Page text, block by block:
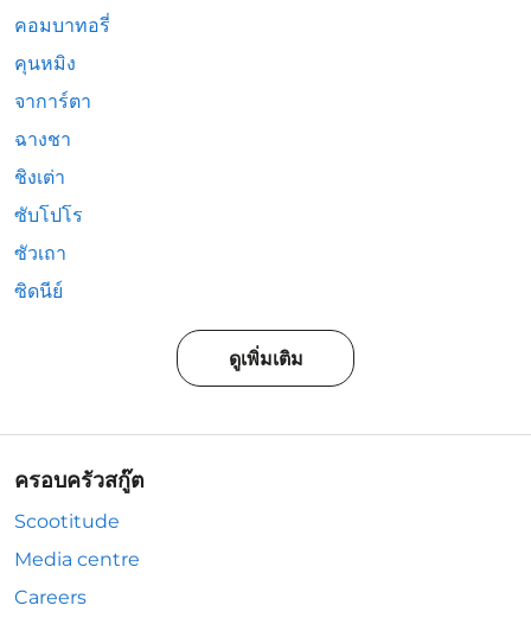
คอมบาทอรี่
คุนหมิง
จาการ์ตา
ฉางชา
ชิงเต่า
ซับโปโร
ซัวเถา
ซิดนีย์
ดูเพิ่มเติม
ครอบครัวสกู๊ต
Scootitude
Media centre
Careers